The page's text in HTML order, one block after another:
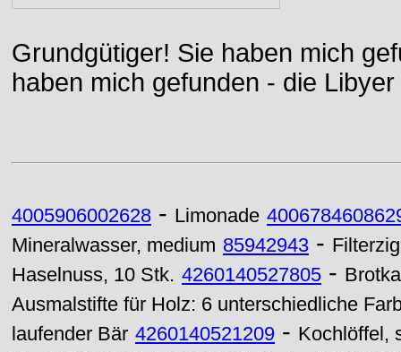
Grundgütiger! Sie haben mich
haben mich gefunden - die
4005906002628 - Limonade
Mineralwasser, medium 85942943 -
Haselnuss, 10 Stk. 4260140527805 -
Ausmalstifte für Holz: 6 unterschiedliche
laufender Bär 4260140521209 - Kochlöffel,